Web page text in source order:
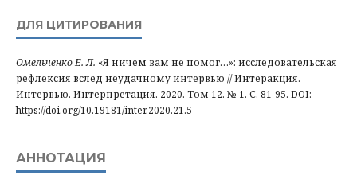
ДЛЯ ЦИТИРОВАНИЯ
Омельченко Е. Л. «Я ничем вам не помог…»: исследовательская
рефлексия вслед неудачному интервью // Интеракция.
Интервью. Интерпретация. 2020. Том 12. № 1. С. 81-95. DOI:
https://doi.org/10.19181/inter.2020.21.5
АННОТАЦИЯ